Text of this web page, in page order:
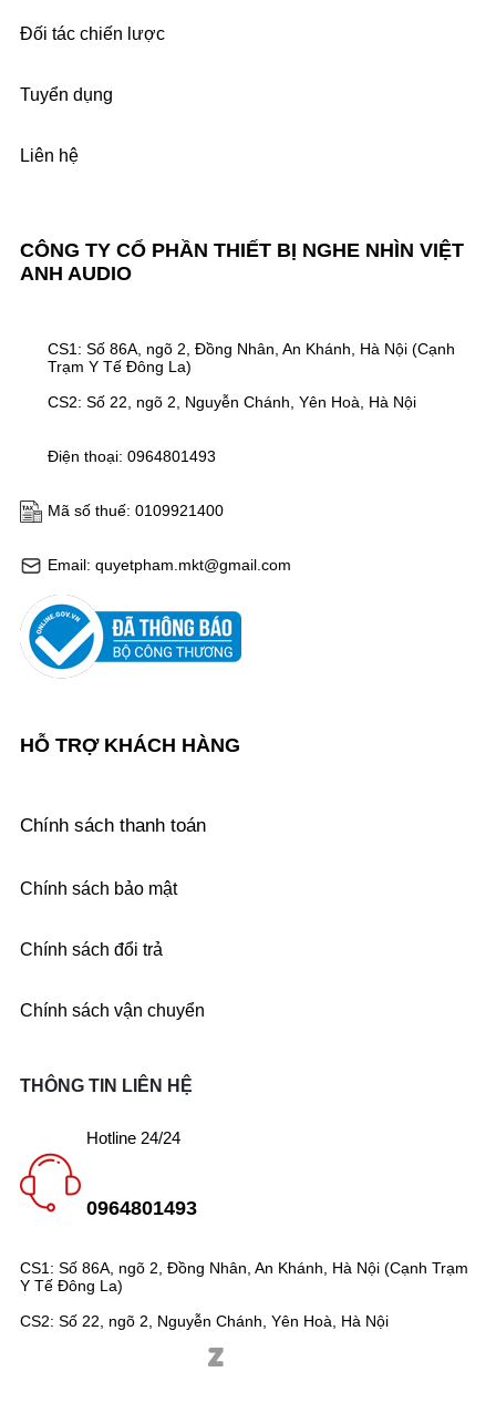
CÔNG TY CỔ PHẦN THIẾT BỊ NGHE NHÌN VIỆT
ANH AUDIO
Email: quyetpham.mkt@gmail.com
Mã số thuế: 0109921400
Điện thoại: 0964801493
CS1: Số 86A, ngõ 2, Đồng Nhân, An Khánh, Hà Nội (Cạnh
Trạm Y Tế Đông La)
CS2: Số 22, ngõ 2, Nguyễn Chánh, Yên Hoà, Hà Nội
Đối tác chiến lược
Tuyển dụng
Liên hệ
HỖ TRỢ KHÁCH HÀNG
Chính sách thanh toán
Chính sách bảo mật
Chính sách đổi trả
Chính sách vận chuyển
CS1: Số 86A, ngõ 2, Đồng Nhân, An Khánh, Hà Nội (Cạnh Trạm
Y Tế Đông La)
CS2: Số 22, ngõ 2, Nguyễn Chánh, Yên Hoà, Hà Nội
THÔNG TIN LIÊN HỆ
Hotline 24/24
0964801493